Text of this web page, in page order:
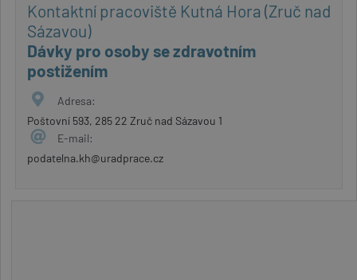
Kontaktní pracoviště Kutná Hora (Zruč nad
Sázavou)
Dávky pro osoby se zdravotním
postižením
Adresa:
Poštovní 593, 285 22 Zruč nad Sázavou 1
E-mail:
podatelna.kh@uradprace.cz